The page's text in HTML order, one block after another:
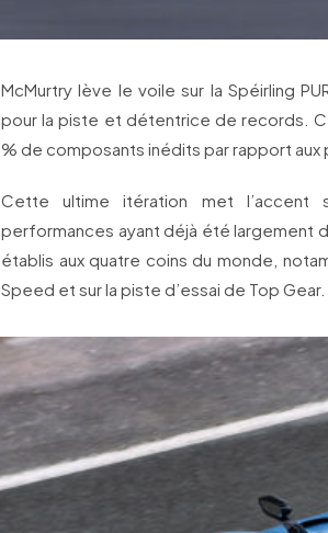
McMurtry lève le voile sur la Spéirling
pour la piste et détentrice de records.
% de composants inédits par rapport
Cette ultime itération met l’accent
performances ayant déjà été largement
établis aux quatre coins du monde,
Speed et sur la piste d’essai de Top Gear.